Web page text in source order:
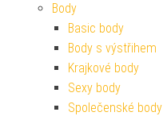
Body
Basic body
Body s výstřihem
Krajkové body
Sexy body
Společenské body